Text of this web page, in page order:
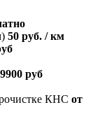
50 руб. / км
руб
КНС от